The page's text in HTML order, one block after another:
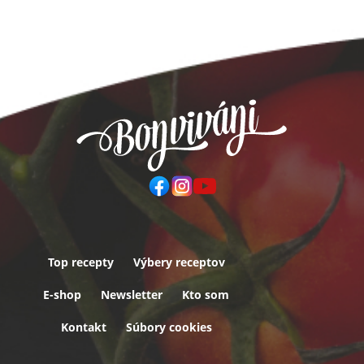
Top recepty Výbery receptov
E-shop Newsletter Kto som
Kontakt Súbory cookies